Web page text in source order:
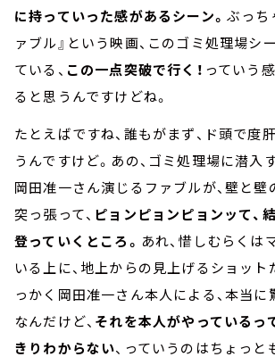
に持っていった感があるシーン。 ぶっち
ァブル』という映画、このゴミ処理場シ
ている、 この一点突破で行く！ っていう
ると思うんですけどね。
たとえばですね、誰もがまず、ド頭で度
うんですけど。あの、ゴミ処理場に潜入
岡田准一さん演じるファブルが、壁と壁
突っ張って、 ピョンピョンピョンッて、
登っていくところ。 あれ、惜しむらくは
いる上に、地上からの見上げるショッ
っかく岡田准一さん本人による、本当に
なんだけど、 それを本人がやっているっ
きりわからない、っていうのはちょっと